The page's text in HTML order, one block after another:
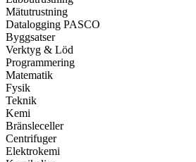
Mätutrustning
Datalogging PASCO
Byggsatser
Verktyg & Löd
Programmering
Matematik
Fysik
Teknik
Kemi
Bränsleceller
Centrifuger
Elektrokemi